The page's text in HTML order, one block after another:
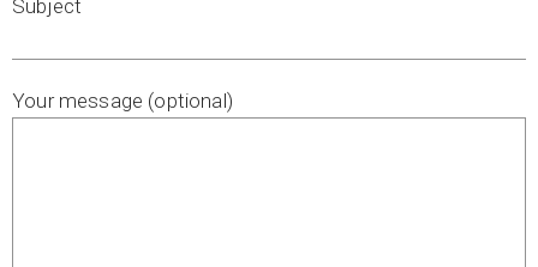
Subject
Your message (optional)